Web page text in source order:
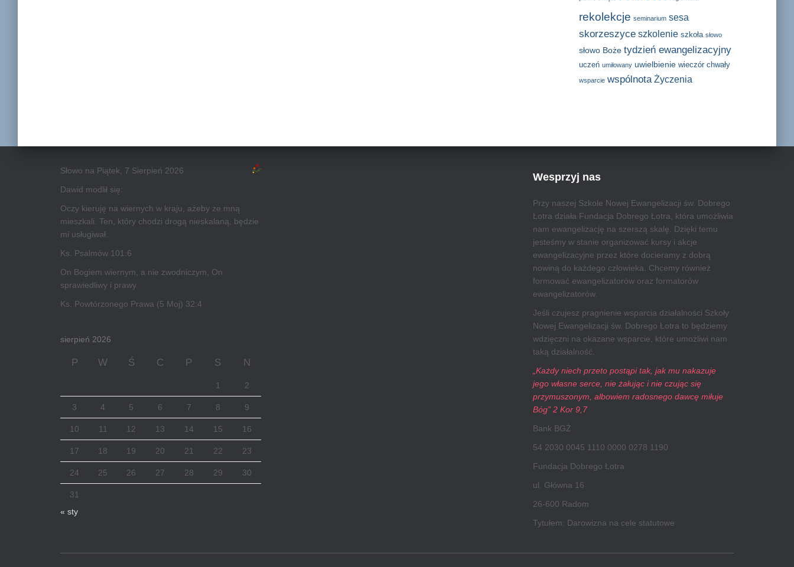
rekolekcje seminarium sesa
skorzeszyce szkolenie szkoła słowo
słowo Boże tydzień ewangelizacyjny
uczeń umiłowany uwielbienie wieczór chwały
wsparcie wspólnota Życzenia
Słowo na Piątek, 7 Sierpień 2026
Dawid modlił się:
Oczy kieruję na wiernych w kraju, ażeby ze mną
mieszkali. Ten, który chodzi drogą nieskalaną, będzie
mi usługiwał.
Ks. Psalmów 101:6
On Bogiem wiernym, a nie zwodniczym, On
sprawiedliwy i prawy.
Ks. Powtórzonego Prawa (5 Moj) 32:4
sierpień 2026
P W Ś C P S N
1 2
3 4 5 6 7 8 9
10 11 12 13 14 15 16
17 18 19 20 21 22 23
24 25 26 27 28 29 30
31
« sty
Wesprzyj nas
Przy naszej Szkole Nowej Ewangelizacji św. Dobrego
Łotra działa Fundacja Dobrego Łotra, która umożliwia
nam ewangelizację na szerszą skalę. Dzięki temu
jesteśmy w stanie organizować kursy i akcje
ewangelizacyjne przez które docieramy z dobrą
nowiną do każdego człowieka. Chcemy również
formować ewangelizatorów oraz formatorów
ewangelizatorów.
Jeśli czujesz pragnienie wsparcia działalności Szkoły
Nowej Ewangelizacji św. Dobrego Łotra to będziemy
wdzięczni na okazane wsparcie, które umożliwi nam
taką działalność.
„Każdy niech przeto postąpi tak, jak mu nakazuje
jego własne serce, nie żałując i nie czując się
przymuszonym, albowiem radosnego dawcę miłuje
Bóg” 2 Kor 9,7
Bank BGŻ
54 2030 0045 1110 0000 0278 1190
Fundacja Dobrego Łotra
ul. Główna 16
26-600 Radom
Tytułem: Darowizna na cele statutowe